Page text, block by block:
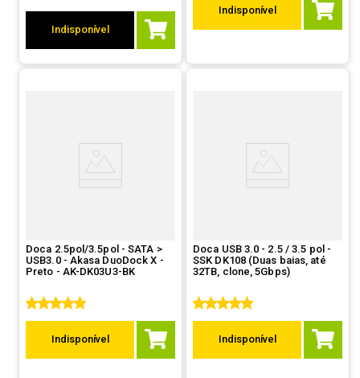
Indisponível
Indisponível
Doca 2.5pol/3.5pol - SATA >
USB3.0 - Akasa DuoDock X -
Preto - AK-DK03U3-BK
Indisponível
Doca USB 3.0 - 2.5 / 3.5 pol -
SSK DK108 (Duas baias, até
32TB, clone, 5Gbps)
Indisponível